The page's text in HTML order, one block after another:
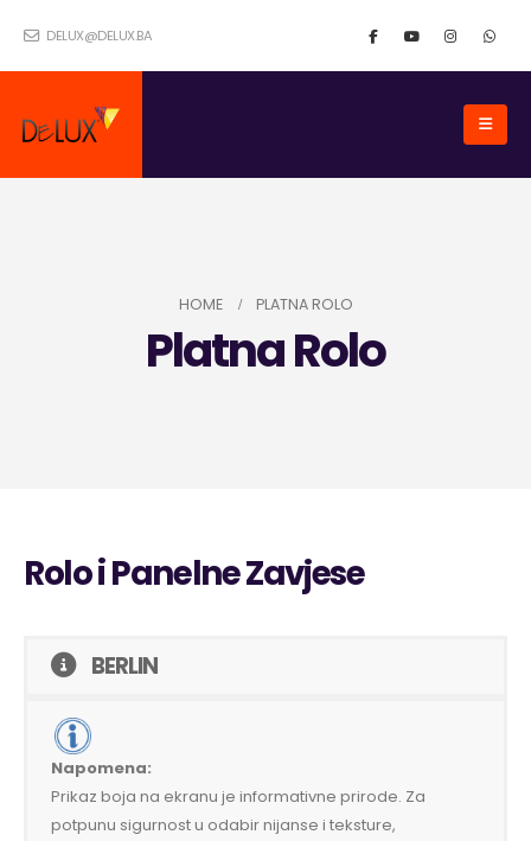
DELUX@DELUX.BA
HOME PLATNA ROLO
Platna Rolo
Rolo i Panelne Zavjese
BERLIN
Napomena:
Prikaz boja na ekranu je informativne prirode. Za
potpunu sigurnost u odabir nijanse i teksture,